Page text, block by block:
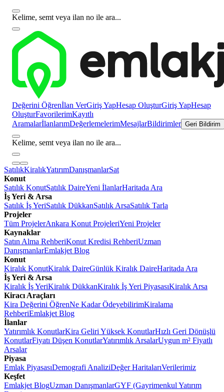
Kelime, semt veya ilan no ile ara...
Değerini Öğrenİlan VerGiriş YapHesap OluşturGiriş YapHesap
OluşturFavorilerimKayıtlı
AramalarİlanlarımDeğerlemelerimMesajlarBildirimler Geri Bildirim
Kelime, semt veya ilan no ile ara...
SatılıkKiralıkYatırımDanışmanlarSat
Konut
Satılık KonutSatılık DaireYeni İlanlarHaritada Ara
İş Yeri & Arsa
Satılık İş YeriSatılık DükkanSatılık ArsaSatılık Tarla
Projeler
Tüm ProjelerAnkara Konut ProjeleriYeni Projeler
Kaynaklar
Satın Alma RehberiKonut Kredisi RehberiUzman
DanışmanlarEmlakjet Blog
Konut
Kiralık KonutKiralık DaireGünlük Kiralık DaireHaritada Ara
İş Yeri & Arsa
Kiralık İş YeriKiralık DükkanKiralık İş Yeri PiyasasıKiralık Arsa
Kiracı Araçları
Kira Değerini ÖğrenNe Kadar ÖdeyebilirimKiralama
RehberiEmlakjet Blog
İlanlar
Yatırımlık KonutlarKira Geliri Yüksek KonutlarHızlı Geri Dönüşlü
KonutlarFiyatı Düşen KonutlarYatırımlık ArsalarUygun m² Fiyatlı
Arsalar
Piyasa
Emlak PiyasasıDemografi AnaliziDeğer HaritalarıVerilerimiz
Keşfet
Emlakjet BlogUzman DanışmanlarGYF (Gayrimenkul Yatırım